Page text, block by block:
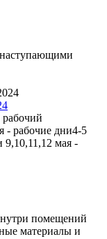
- рабочие дни4-5
9,10,11,12 мая -
помещений
материалы и